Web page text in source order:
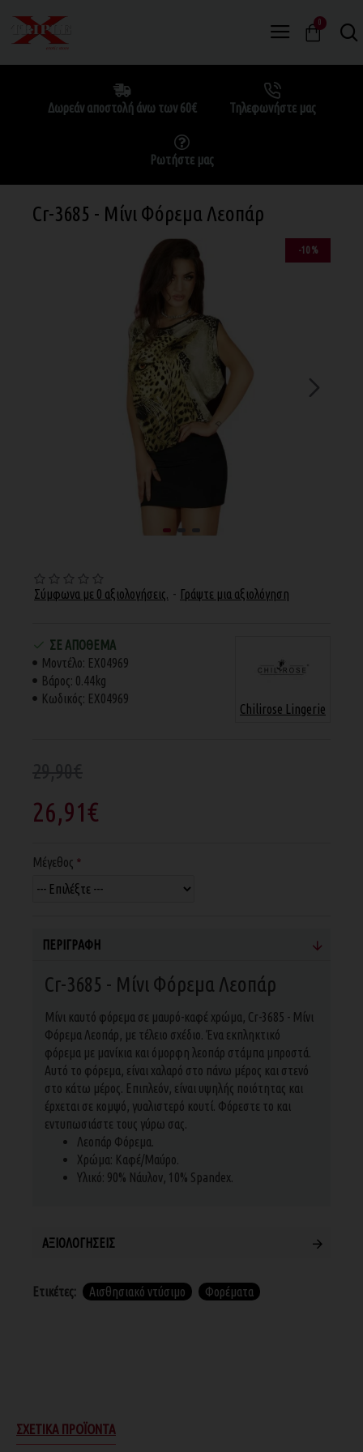
0
Δωρεάν αποστολή άνω των 60€ Τηλεφωνήστε μας
Ρωτήστε μας
Cr-3685 - Μίνι Φόρεμα Λεοπάρ
-10 %
Σύμφωνα με 0 αξιολογήσεις. - Γράψτε μια αξιολόγηση
26,91€
ΣΕ ΑΠΌΘΕΜΑ
Μοντέλο: EX04969
Βάρος: 0.44kg
Κωδικός: EX04969
Chilirose Lingerie
Μέγεθος
ΠΕΡΙΓΡΑΦΉ
Cr-3685 - Μίνι Φόρεμα Λεοπάρ
Μίνι καυτό φόρεμα σε μαυρό-καφέ χρώμα, Cr-3685 - Μίνι
Φόρεμα Λεοπάρ, με τέλειο σχέδιο. Ένα εκπληκτικό
φόρεμα με μανίκια και όμορφη λεοπάρ στάμπα μπροστά.
Αυτό το φόρεμα, είναι χαλαρό στο πάνω μέρος και στενό
στο κάτω μέρος. Επιπλεόν, είναι υψηλής ποιότητας και
έρχεται σε κομψό, γυαλιστερό κουτί. Φόρεστε το και
εντυπωσιάστε τους γύρω σας.
Λεοπάρ Φόρεμα.
Χρώμα: Καφέ/Μαύρο.
Υλικό: 90% Νάυλον, 10% Spandex.
ΑΞΙΟΛΟΓΉΣΕΙΣ
Ετικέτες: Αισθησιακό ντύσιμο Φορέματα
ΣΧΕΤΙΚΆ ΠΡΟΪΌΝΤΑ